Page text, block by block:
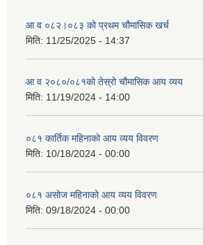
आ व ०८२।०८३ को प्रथम चौमासिक खर्च
मिति: 11/25/2025 - 14:37
आ व २०८०/०८१को तेस्रो चौमासिक आय व्यय
मिति: 11/19/2024 - 14:00
०८१ कार्तिक महिनाको आय व्यय विवरण
मिति: 10/18/2024 - 00:00
०८१ असोज महिनाको आय व्यय विवरण
मिति: 09/18/2024 - 00:00